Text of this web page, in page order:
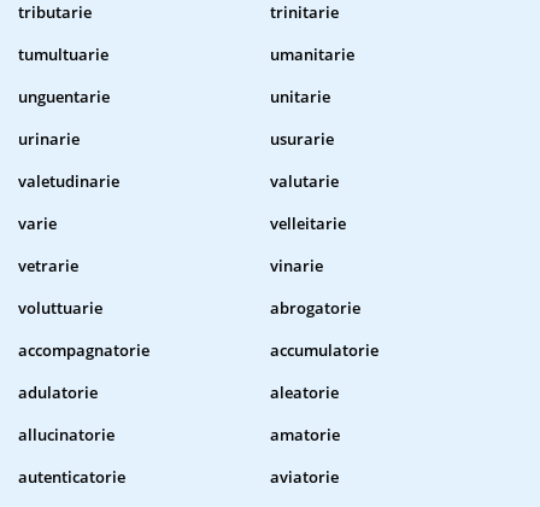
tributarie
trinitarie
tumultuarie
umanitarie
unguentarie
unitarie
urinarie
usurarie
valetudinarie
valutarie
varie
velleitarie
vetrarie
vinarie
voluttuarie
abrogatorie
accompagnatorie
accumulatorie
adulatorie
aleatorie
allucinatorie
amatorie
autenticatorie
aviatorie